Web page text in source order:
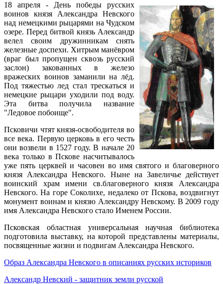
18 апреля - День победы русских
воинов князя Александра Невского
над немецкими рыцарями на Чудском
озере. Перед битвой князь Александр
велел своим дружинникам снять
железные доспехи. Хитрым манёвром
(враг был пропущен сквозь русский
заслон) закованных в железо
вражеских воинов заманили на лёд.
Под тяжестью лед стал трескаться и
немецкие рыцари уходили под воду.
Эта битва получила название
"Ледовое побоище".
Псковичи чтят князя-освободителя во
все века. Первую церковь в его честь
они возвели в 1527 году. В начале 20
века только в Пскове насчитывалось
уже пять церквей и часовен во имя святого и благоверного
князя Александра Невского. Ныне на Завеличье действует
воинский храм имени св.благоверного князя Александра
Невского. На горе Соколихе, недалеко от Пскова, воздвигнут
монумент воинам и князю Александру Невскому. В 2009 году
имя Александра Невского стало Именем России.
Псковская областная универсальная научная библиотека
подготовила выставку, на которой представлены материалы,
посвященные жизни и подвигам Александра Невского.
Образ Александра Невского в описаниях русских историков
Александр Невский - защитник земли русской